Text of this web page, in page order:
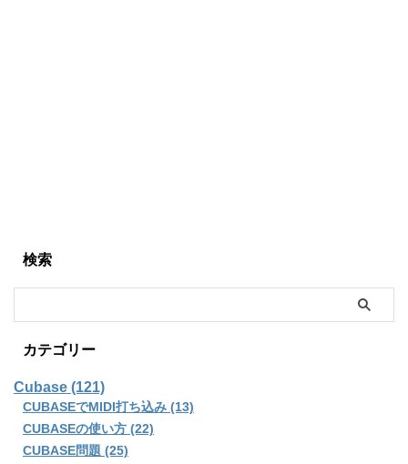
検索
カテゴリー
Cubase (121)
CUBASEでMIDI打ち込み (13)
CUBASEの使い方 (22)
CUBASE問題 (25)